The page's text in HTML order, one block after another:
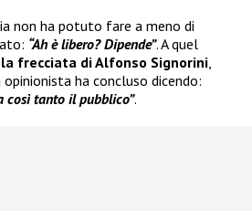
non ha potuto fare a meno di
“Ah è libero? Dipende”. A quel
frecciata di Alfonso Signorini,
ha concluso dicendo:
così tanto il pubblico”.